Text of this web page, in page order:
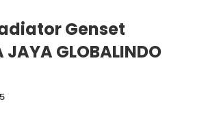
Genset
JAYA GLOBALINDO